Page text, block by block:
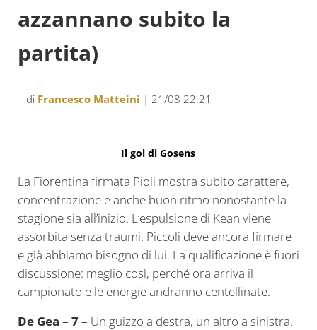
azzannano subito la
partita)
di Francesco Matteini | 21/08 22:21
Il gol di Gosens
La Fiorentina firmata Pioli mostra subito carattere,
concentrazione e anche buon ritmo nonostante la
stagione sia all’inizio. L’espulsione di Kean viene
assorbita senza traumi. Piccoli deve ancora firmare
e già abbiamo bisogno di lui. La qualificazione è fuori
discussione: meglio così, perché ora arriva il
campionato e le energie andranno centellinate.
De Gea – 7 – Un guizzo a destra, un altro a sinistra.